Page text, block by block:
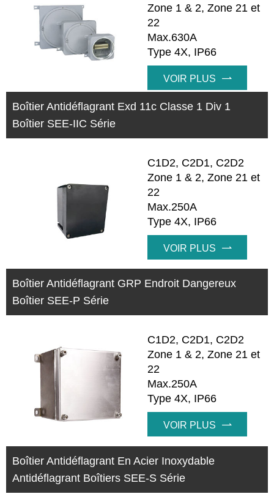
Zone 1 & 2, Zone 21 et
22
Max.630A
Type 4X, IP66
VOIR PLUS 
Boîtier Antidéflagrant Exd 11c Classe 1 Div 1
Boîtier SEE-IIC Série
C1D2, C2D1, C2D2
Zone 1 & 2, Zone 21 et
22
Max.250A
Type 4X, IP66
VOIR PLUS 
Boîtier Antidéflagrant GRP Endroit Dangereux
Boîtier SEE-P Série
C1D2, C2D1, C2D2
Zone 1 & 2, Zone 21 et
22
Max.250A
Type 4X, IP66
VOIR PLUS 
Boîtier Antidéflagrant En Acier Inoxydable
Antidéflagrant Boîtiers SEE-S Série